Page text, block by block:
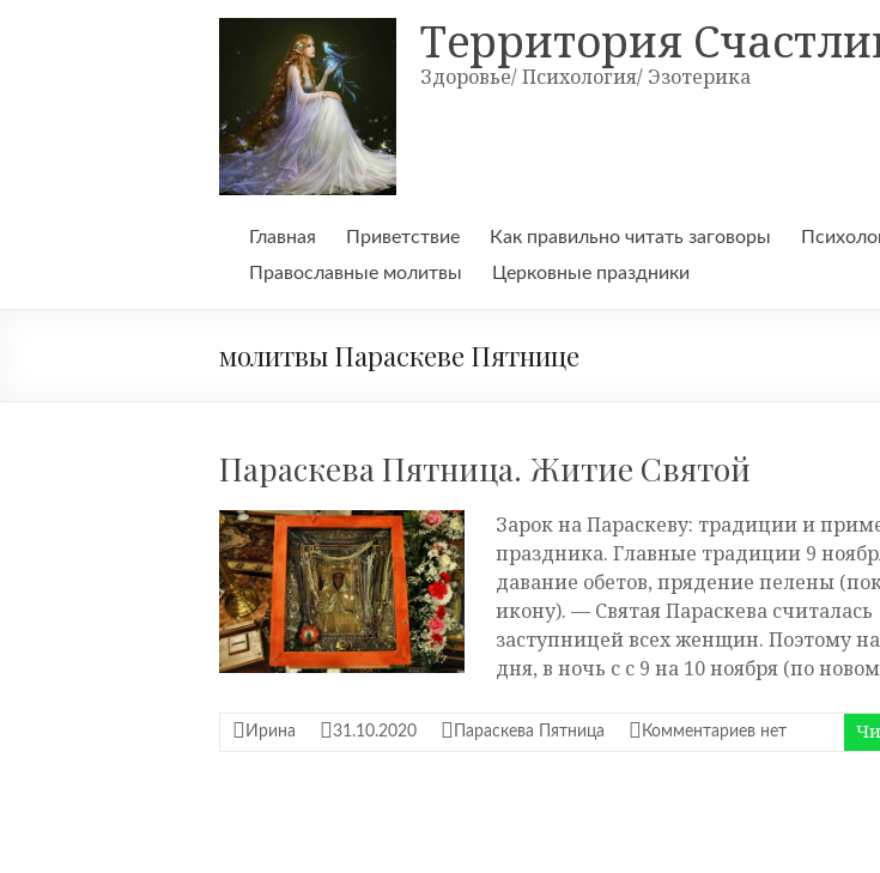
Территория
Здоровье/ Психология/ Эзотерика
Главная Приветствие Как правильно читать заговоры
Православные молитвы
Церковные праздники
молитвы Параскеве Пятнице
Параскева Пятница. Житие Святой
Зарок на Параскеву: традиции и
праздника. Главные традиции 9
давание обетов, прядение пелены
икону). — Святая Параскева считалась
заступницей всех женщин. Поэтому
дня, в ночь с с 9 на 10 ноября (по
Ирина 31.10.2020 Параскева Пятница Комментариев нет